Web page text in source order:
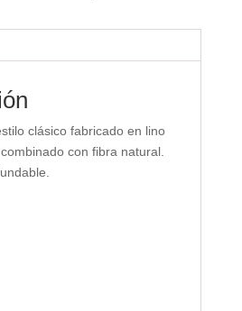
clásico fabricado en lino
con fibra natural.